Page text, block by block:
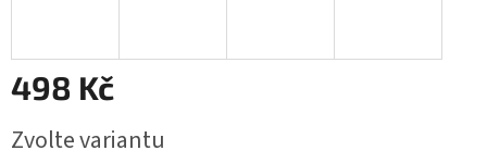
498 Kč
cena:
Zvolte variantu